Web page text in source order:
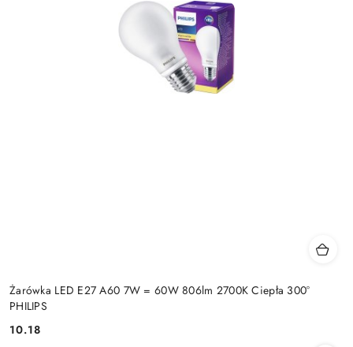
Żarówka LED E27 A60 7W = 60W 806lm 2700K Ciepła 300°
PHILIPS
Cena:
10.18